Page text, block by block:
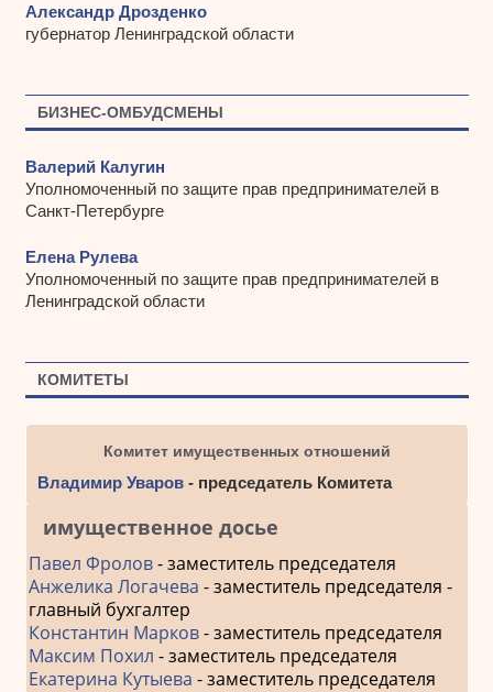
Александр Дрозденко
губернатор Ленинградской области
БИЗНЕС-ОМБУДСМЕНЫ
Валерий Калугин
Уполномоченный по защите прав предпринимателей в
Санкт-Петербурге
Елена Рулева
Уполномоченный по защите прав предпринимателей в
Ленинградской области
КОМИТЕТЫ
Комитет имущественных отношений
Владимир Уваров- председатель Комитета
имущественное досье
Павел Фролов- заместитель председателя
Анжелика Логачева - заместитель председателя -
главный бухгалтер
Константин Марков- заместитель председателя
Максим Похил - заместитель председателя
Екатерина Кутыева - заместитель председателя